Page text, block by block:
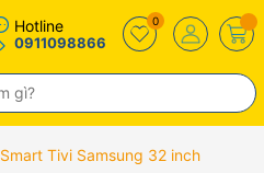
Hotline
0911098866
0
Smart Tivi Samsung 32 inch